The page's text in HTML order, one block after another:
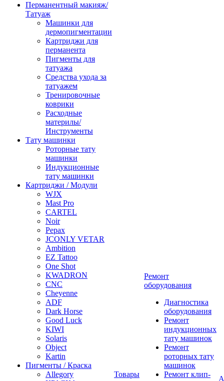
Перманентный макияж/
Татуаж
Машинки для
дермопигментации
Картриджи для
перманента
Пигменты для
татуажа
Средства ухода за
татуажем
Тренировочные
коврики
Расходные
материлы/
Инструменты
Тату машинки
Роторные тату
машинки
Индукционные
тату машинки
Картриджи / Модули
WJX
Mast Pro
CARTEL
Noir
Pepax
JCONLY VETAR
Ambition
EZ Tattoo
One Shot
KWADRON
CNC
Cheyenne
ADF
Dark Horse
Good Luck
KIWI
Solaris
Object
Kartin
Пигменты / Краска
Allegory
Товары
Ремонт
оборудования
Диагностика
оборудования
Ремонт
индукционных
тату машинок
Ремонт
роторных тату
машинок
Ремонт клип-